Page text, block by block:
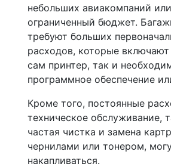
небольших авиакомпаний
ограниченный бюджет.
требуют больших
расходов, которые включают
сам принтер, так и
программное обеспечение
Кроме того, постоянные
техническое обслуживание,
частая чистка и замена
чернилами или тонером,
накапливаться.